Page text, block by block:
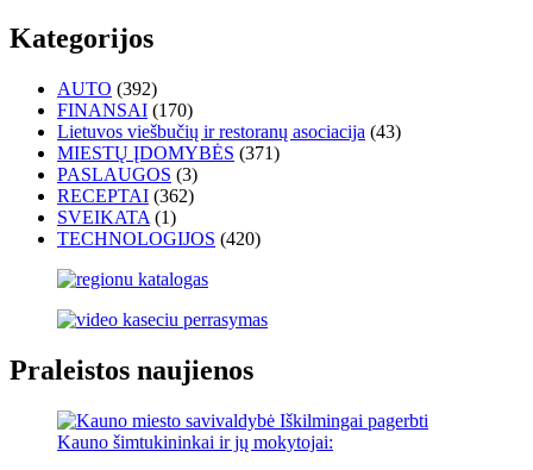
Kategorijos
AUTO (392)
FINANSAI (170)
Lietuvos viešbučių ir restoranų asociacija (43)
MIESTŲ ĮDOMYBĖS (371)
PASLAUGOS (3)
RECEPTAI (362)
SVEIKATA (1)
TECHNOLOGIJOS (420)
Praleistos naujienos